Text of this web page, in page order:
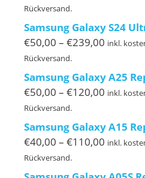
bis
€260,00
Rückversand.
Samsung Galaxy S24
€50,00 – €239,00
bis
€239,00
inkl.
Rückversand.
Samsung Galaxy A25
€50,00 – €120,00
bis
€120,00
inkl.
Rückversand.
Samsung Galaxy A15
€40,00 – €110,00
bis
inkl.
Rückversand.